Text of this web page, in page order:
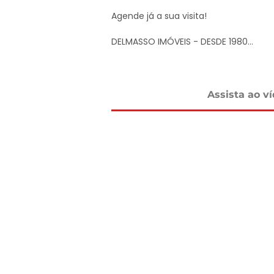
Agende já a sua visita!
DELMASSO IMÓVEIS - DESDE 1980
Assista ao